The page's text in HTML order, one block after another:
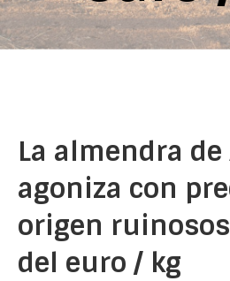
La almendra
agoniza con
origen
del euro / kg